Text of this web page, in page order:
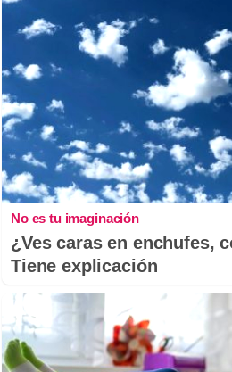
No es tu imaginación
¿Ves caras en enchufes,
Tiene explicación